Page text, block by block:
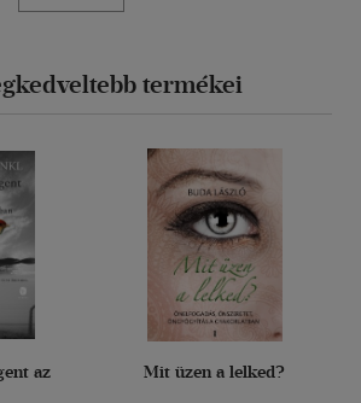
termékei
az
Mit üzen a lelked?